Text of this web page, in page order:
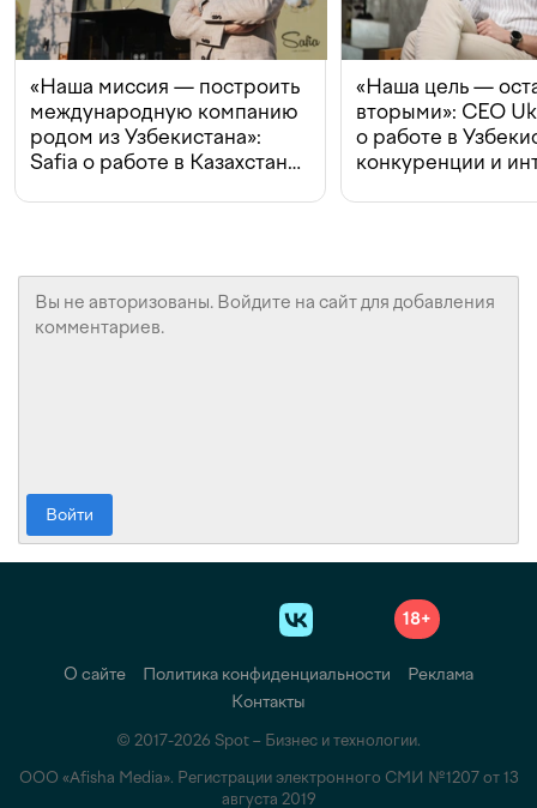
«Наша миссия — построить
международную компанию
родом из Узбекистана»:
Safia о работе в Казахстане,
«Наша цель —
вторыми»: CEO
о работе в
конкуренции и
Войти
18+
О сайте Политика конфиденциальности
Реклама
Контакты
© 2017-2026 Spot – Бизнес и технологии.
ООО «Afisha Media». Регистрации электронного СМИ №1207 от 13
августа 2019